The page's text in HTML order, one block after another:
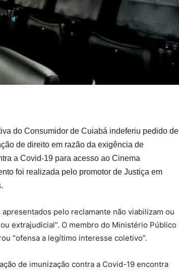
do Consumidor de Cuiabá indeferiu pedido de
de direito em razão da exigência de
a Covid-19 para acesso ao Cinema
foi realizada pelo promotor de Justiça em
pelo reclamante não viabilizam ou
extrajudicial”. O membro do Ministério Público
“ofensa a legítimo interesse coletivo”.
de imunização contra a Covid-19 encontra